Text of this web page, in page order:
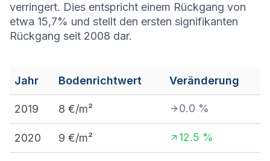
verringert. Dies entspricht einem Rückgang von
etwa 15,7% und stellt den ersten signifikanten
Rückgang seit 2008 dar.
Jahr Bodenrichtwert Veränderung
2019 8 €/m² 0.0 %
2020 9 €/m² 12.5 %